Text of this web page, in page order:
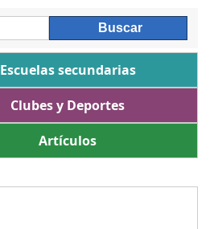
Escuelas secundarias
Clubes y Deportes
Artículos